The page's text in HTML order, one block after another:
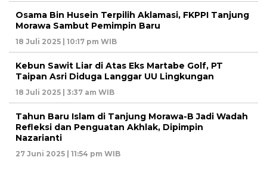
Osama Bin Husein Terpilih Aklamasi, FKPPI Tanjung
Morawa Sambut Pemimpin Baru
18 Juli 2025 | 10:17 pm WIB
Kebun Sawit Liar di Atas Eks Martabe Golf, PT
Taipan Asri Diduga Langgar UU Lingkungan
18 Juli 2025 | 3:37 am WIB
Tahun Baru Islam di Tanjung Morawa-B Jadi Wadah
Refleksi dan Penguatan Akhlak, Dipimpin
Nazarianti
27 Juni 2025 | 11:54 pm WIB